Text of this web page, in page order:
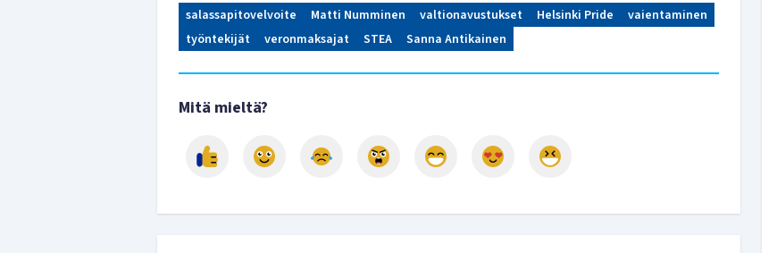
salassapitovelvoite Matti Numminen valtionavustukset Helsinki Pride
vaientaminen
työntekijät
veronmaksajat STEA Sanna Antikainen
Mitä mieltä?